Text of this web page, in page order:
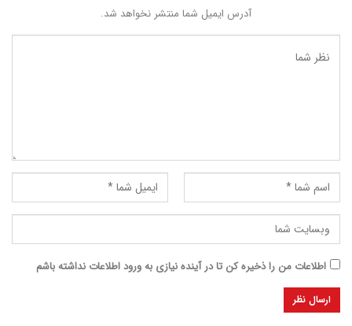
آدرس ایمیل شما منتشر نخواهد شد.
اطلاعات من را ذخیره کن تا در آینده نیازی به ورود اطلاعات نداشته باشم